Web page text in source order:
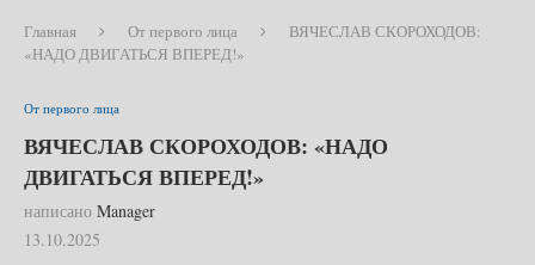
Главная От первого лица
ВЯЧЕСЛАВ СКОРОХОДОВ:
«НАДО ДВИГАТЬСЯ ВПЕРЕД!»
От первого лица
ВЯЧЕСЛАВ СКОРОХОДОВ: «НАДО
ДВИГАТЬСЯ ВПЕРЕД!»
написано Manager
13.10.2025